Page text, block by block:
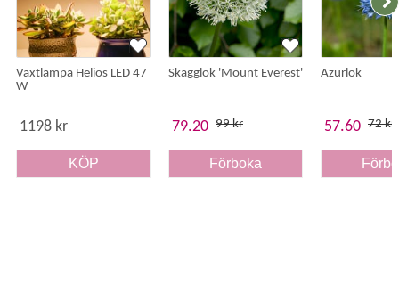
Två års garanti.
Växtlampa Helios LED 47
W
1198 kr
KÖP
Skägglök 'Mount Everest'
79.20 99 kr
Förboka
Azurlök
57.60 72 kr